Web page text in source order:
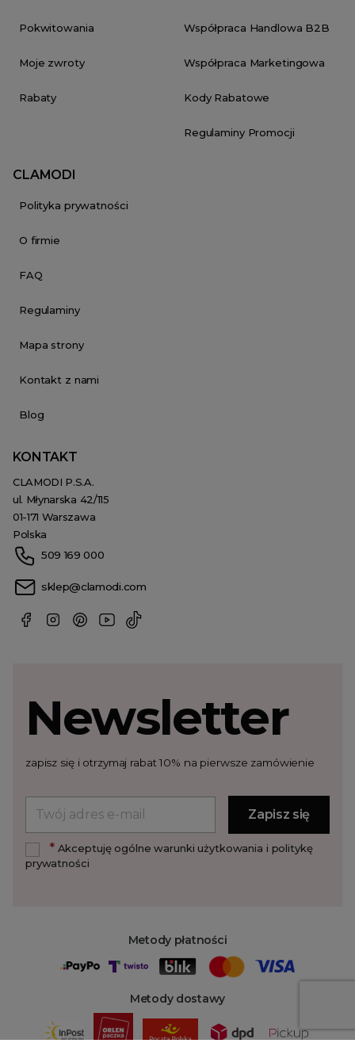
Pokwitowania
Moje zwroty
Rabaty
Współpraca Handlowa B2B
Współpraca Marketingowa
Kody Rabatowe
Regulaminy Promocji
CLAMODI
Polityka prywatności
O firmie
FAQ
Regulaminy
Mapa strony
Kontakt z nami
Blog
KONTAKT
CLAMODI P.S.A.
ul. Młynarska 42/115
01-171 Warszawa
Polska
509 169 000
sklep@clamodi.com
Metody płatności
Metody dostawy
Newsletter
zapisz się i otrzymaj rabat 10% na pierwsze zamówienie
*Akceptuję ogólne warunki użytkowania i politykę
prywatności